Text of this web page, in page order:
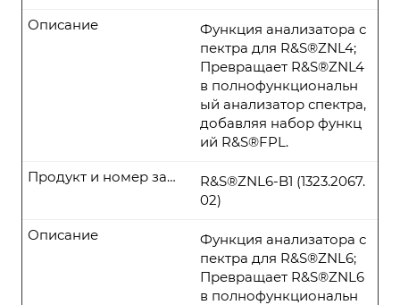
Функция анализатора с
пектра для R&S®ZNL4;
Превращает R&S®ZNL4
в полнофункциональн
ый анализатор спектра,
добавляя набор функц
ий R&S®FPL.
Описание
R&S®ZNL6-B1 (1323.2067.
02)
Продукт и номер заказа
Функция анализатора с
пектра для R&S®ZNL6;
Превращает R&S®ZNL6
в полнофункциональн
Описание